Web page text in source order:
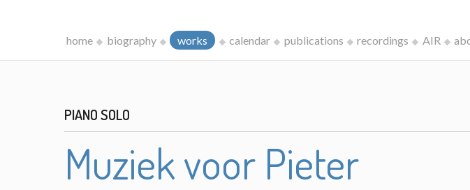
home biography works calendar publications recordings AIR
PIANO SOLO
Muziek voor Pieter